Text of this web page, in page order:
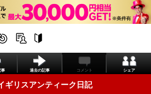
事 過去の記事 コメント シェア
ギリスアンティーク日記